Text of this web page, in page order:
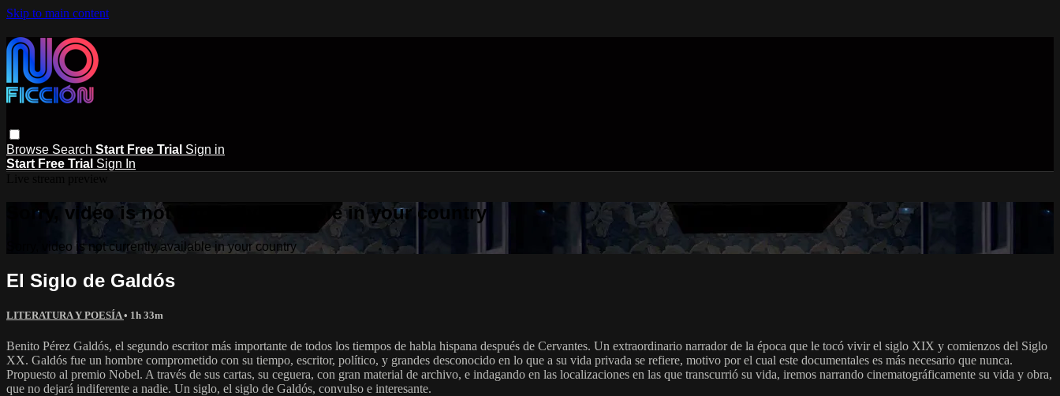
Skip to main content
Browse Search Start Free Trial Sign in
Start Free Trial Sign In
Sorry, video is not currently available in your country
Sorry, video is not currently available in your country
El Siglo de Galdós
LITERATURA Y POESÍA• 1h 33m
Benito Pérez Galdós, el segundo escritor más importante de todos los tiempos de habla hispana después de Cervantes. Un extraordinario narrador de la época que le tocó vivir el siglo XIX y comienzos del Siglo
XX. Galdós fue un hombre comprometido con su tiempo, escritor, político, y grandes desconocido en lo que a su vida privada se refiere, motivo por el cual este documentales es más necesario que nunca.
Propuesto al premio Nobel. A través de sus cartas, su ceguera, con gran material de archivo, e indagando en las localizaciones en las que transcurrió su vida, iremos narrando cinematográficamente su vida y obra,
que no dejará indiferente a nadie. Un siglo, el siglo de Galdós, convulso e interesante.